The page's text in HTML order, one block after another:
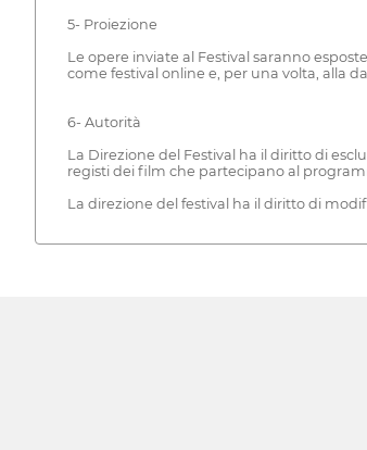
5- Proiezione
Le opere inviate al Festival saranno
come festival online e, per una volta, alla
6- Autorità
La Direzione del Festival ha il diritto di
registi dei film che partecipano al
La direzione del festival ha il diritto di